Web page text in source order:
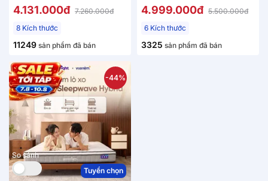
Magic nâng đỡ êm ái 20cm
4.131.000đ 7.260.000đ
8 Kích thước
11249 sản phẩm đã bán
nhỏ gọn
4.999.000đ 5.500.000đ
6 Kích thước
3325 sản phẩm đã bán
So sánh
-44%
Tuyển chọn